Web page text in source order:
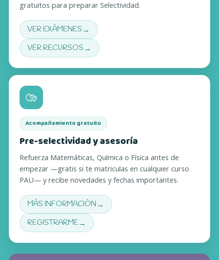
gratuitos para preparar Selectividad.
VER EXÁMENES →
(SE ABRE EN UNA PESTAÑA NUEVA)
VER RECURSOS →
(SE ABRE EN UNA PESTAÑA NUEVA)
Acompañamiento gratuito
Pre-selectividad y asesoría
Refuerza Matemáticas, Química o Física antes de
empezar —gratis si te matriculas en cualquier curso
PAU— y recibe novedades y fechas importantes.
MÁS INFORMACIÓN →
(SE ABRE EN UNA PESTAÑA NUEVA)
REGISTRARME→
(SE ABRE EN UNA PESTAÑA NUEVA)